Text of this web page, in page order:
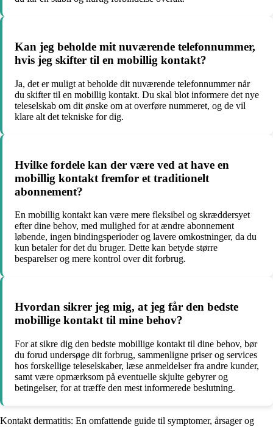
Kan jeg beholde mit nuværende telefonnummer,
hvis jeg skifter til en mobillig kontakt?
Ja, det er muligt at beholde dit nuværende telefonnummer når
du skifter til en mobillig kontakt. Du skal blot informere det nye
teleselskab om dit ønske om at overføre nummeret, og de vil
klare alt det tekniske for dig.
Hvilke fordele kan der være ved at have en
mobillig kontakt fremfor et traditionelt
abonnement?
En mobillig kontakt kan være mere fleksibel og skræddersyet
efter dine behov, med mulighed for at ændre abonnement
løbende, ingen bindingsperioder og lavere omkostninger, da du
kun betaler for det du bruger. Dette kan betyde større
besparelser og mere kontrol over dit forbrug.
Hvordan sikrer jeg mig, at jeg får den bedste
mobillige kontakt til mine behov?
For at sikre dig den bedste mobillige kontakt til dine behov, bør
du forud undersøge dit forbrug, sammenligne priser og services
hos forskellige teleselskaber, læse anmeldelser fra andre kunder,
samt være opmærksom på eventuelle skjulte gebyrer og
betingelser, for at træffe den mest informerede beslutning.
Kontakt dermatitis: En omfattende guide til symptomer, årsager og